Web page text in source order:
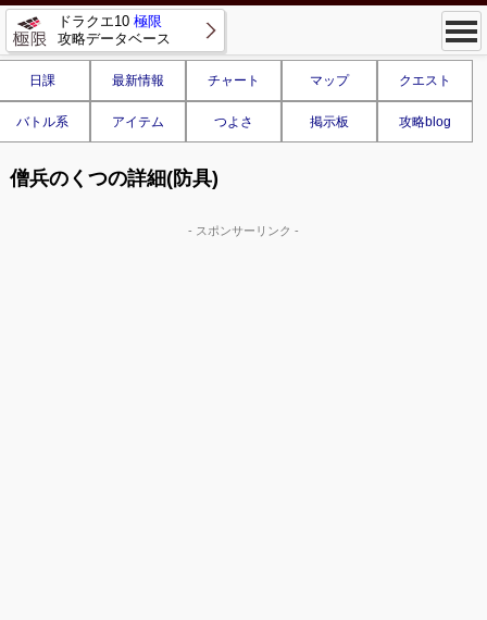
ドラクエ10 極限
攻略データベース
日課 最新情報 チャート マップ クエスト
バトル系 アイテム つよさ 掲示板 攻略blog
僧兵のくつの詳細(防具)
- スポンサーリンク -